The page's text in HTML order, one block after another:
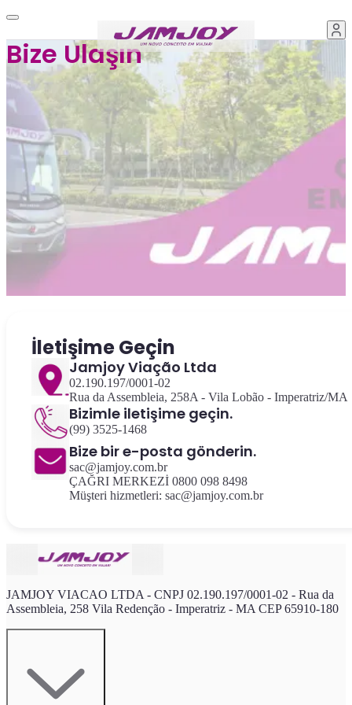
Bize Ulaşın
İletişime Geçin
Jamjoy Viação Ltda
02.190.197/0001-02
Rua da Assembleia, 258A - Vila Lobão - Imperatriz/MA
Bizimle iletişime geçin.
(99) 3525-1468
Bize bir e-posta gönderin.
sac@jamjoy.com.br
ÇAĞRI MERKEZİ 0800 098 8498
Müşteri hizmetleri: sac@jamjoy.com.br
JAMJOY VIACAO LTDA - CNPJ 02.190.197/0001-02 - Rua da
Assembleia, 258 Vila Redenção - Imperatriz - MA CEP 65910-180